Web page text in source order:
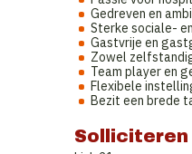
Gedreven en
Sterke sociale-
Gastvrije en
Zowel
Team player en
Flexibele
Bezit een brede
Solliciteren